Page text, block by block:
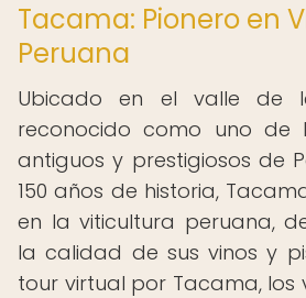
Tacama: Pionero en
Peruana
Ubicado en el valle de
reconocido como uno de
antiguos y prestigiosos de
150 años de historia,
en la viticultura peruana,
la calidad de sus vinos y
tour virtual por Tacama, los